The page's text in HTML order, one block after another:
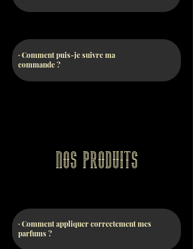
· Comment puis-je suivre ma
commande ?
Nos produits
· Comment appliquer correctement mes
parfums ?